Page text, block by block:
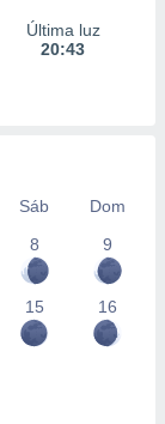
Última luz
20:43
Sáb
Dom
8 9
15 16